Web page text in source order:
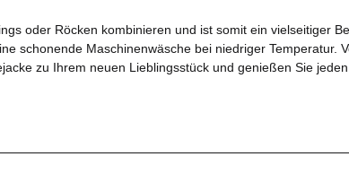
oder Röcken kombinieren und ist somit ein vielseitiger
schonende Maschinenwäsche bei niedriger Temperatur.
zu Ihrem neuen Lieblingsstück und genießen Sie